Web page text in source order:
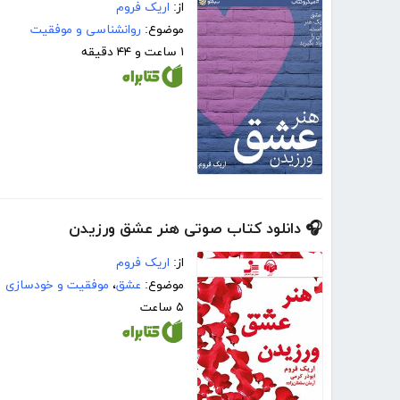
از: اریک فروم
موضوع: روانشناسی و موفقیت
۱ ساعت و ۴۴ دقیقه
🎧 دانلود کتاب صوتی هنر عشق ورزیدن
از: اریک فروم
موضوع: عشق، موفقیت و خودسازی
۵ ساعت